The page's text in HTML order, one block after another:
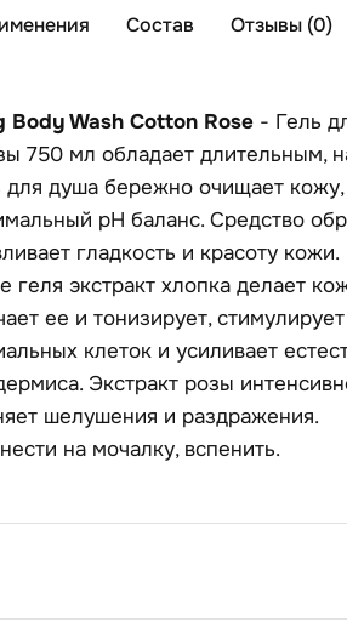
Состав
Отзывы (0)
Body Wash Cotton Rose - Гель
750 мл обладает длительным,
для душа бережно очищает
рН баланс. Средство
гладкость и красоту кожи.
экстракт хлопка делает
ее и тонизирует,
клеток и усиливает
Экстракт розы
шелушения и раздражения.
на мочалку, вспенить.